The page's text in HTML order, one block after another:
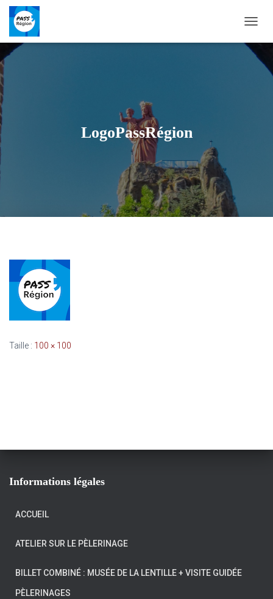
É
P
I
LogoPassRégion
Taille : 100 × 100
Informations légales
ACCUEIL
ATELIER SUR LE PÈLERINAGE
BILLET COMBINÉ : MUSÉE DE LA LENTILLE + VISITE GUIDÉE
PÈLERINAGES